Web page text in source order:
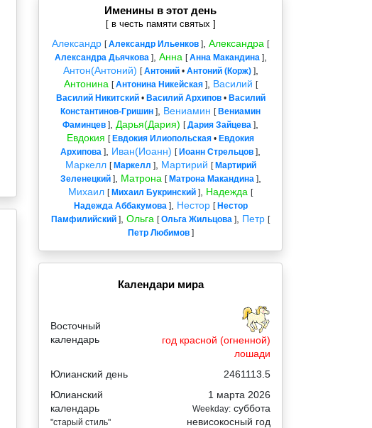
Именины в этот день
[ в честь памяти святых ]
Александр [Александр Ильенков ] Александра [
Александра Дьячкова ], Анна [Анна Макандина ],
Антон(Антоний) [Антоний• Антоний (Корж)],
Антонина [Антонина Никейская], Василий [
Василий Никитский• Василий Архипов• Василий
Константинов-Гришин ] Вениамин [Вениамин
Фаминцев ] Дарья(Дария) [Дария Зайцева ]
Евдокия [Евдокия Илиопольская • Евдокия
Архипова ] Иван(Иоанн) [Иоанн Стрельцов ]
Маркелл [Маркелл ], Мартирий [Мартирий
Зеленецкий], Матрона [Матрона Макандина ],
Михаил [Михаил Букринский ] Надежда [
Надежда Аббакумова ], Нестор [Нестор
Памфилийский ] Ольга [Ольга Жильцова ] Петр [
Петр Любимов]
Календари мира
Восточный
календарь
год красной (огненной)
лошади
Юлианский день
2461113.5
Юлианский
календарь
"старый стиль"
1 марта 2026
Weekday: суббота
невисокосный год